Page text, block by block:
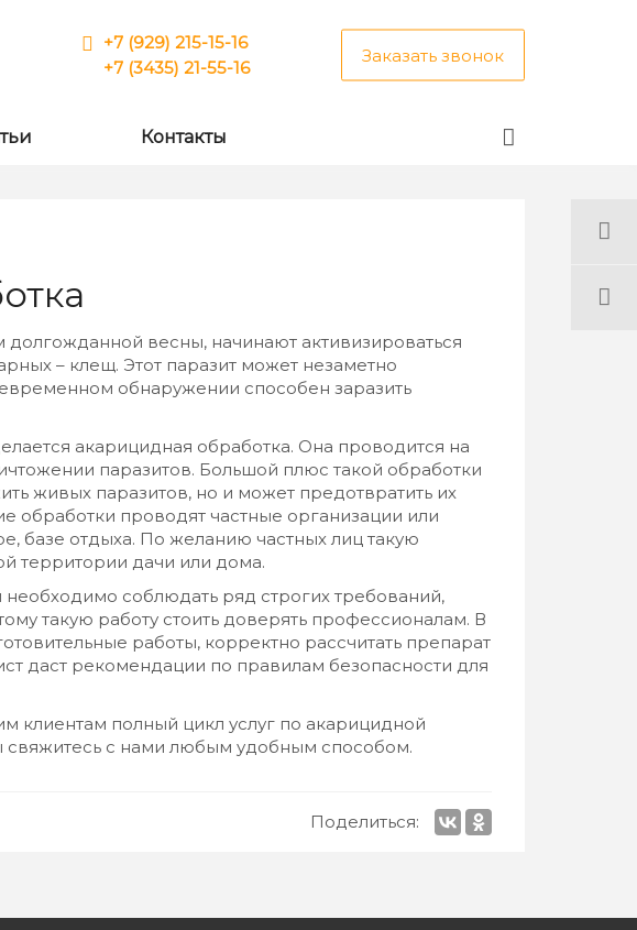
+7 (929) 215-15-16
+7 (3435) 21-55-16
Заказать звонок
Контакты
долгожданной весны, начинают активизироваться
– клещ. Этот паразит может незаметно
обнаружении способен заразить
акарицидная обработка. Она проводится на
паразитов. Большой плюс такой обработки
живых паразитов, но и может предотвратить их
обработки проводят частные организации или
базе отдыха. По желанию частных лиц такую
территории дачи или дома.
соблюдать ряд строгих требований,
такую работу стоить доверять профессионалам. В
работы, корректно рассчитать препарат
даст рекомендации по правилам безопасности для
клиентам полный цикл услуг по акарицидной
свяжитесь с нами любым удобным способом.
Поделиться: